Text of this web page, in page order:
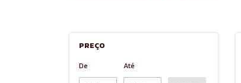
PREÇO
De
Até